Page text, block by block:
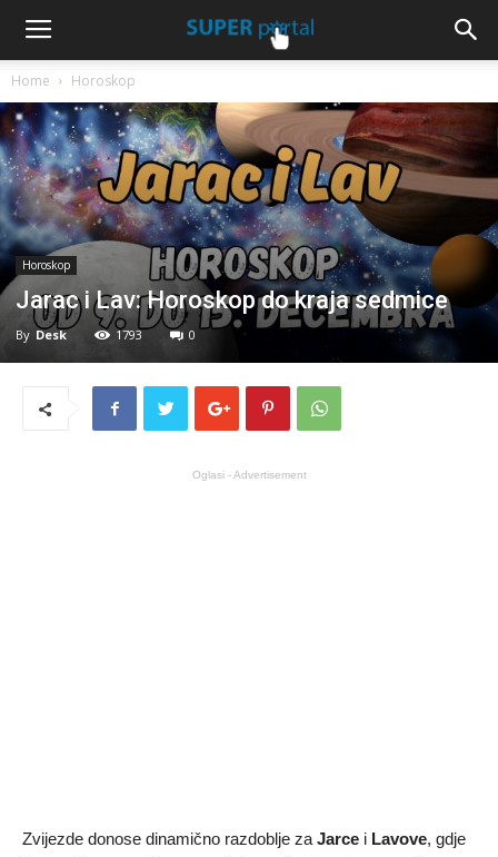
Home Horoskop
Horoskop
Jarac i Lav: Horoskop do kraja sedmice
By Desk 1793 0
Oglasi - Advertisement
Zvijezde donose dinamično razdoblje za Jarce i Lavove, gdje